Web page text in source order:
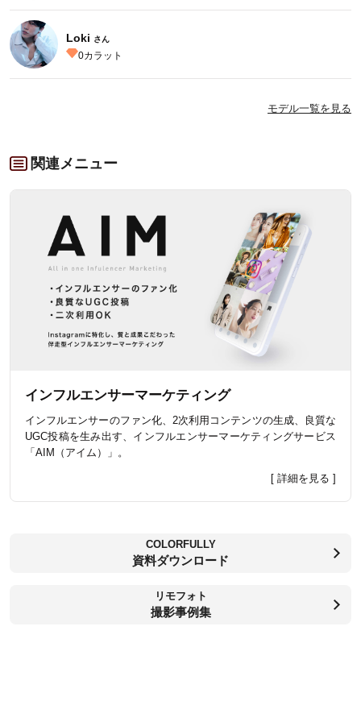
Loki さん
0カラット
モデル一覧を見る
関連メニュー
インフルエンサーマーケティング
インフルエンサーのファン化、2次利用コンテンツの生成、良質な
UGC投稿を生み出す、インフルエンサーマーケティングサービス
「AIM（アイム）」。
[ 詳細を見る ]
COLORFULLY
資料ダウンロード
リモフォト
撮影事例集